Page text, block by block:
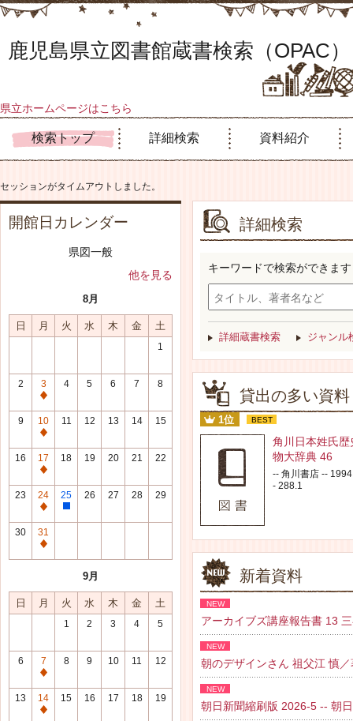
鹿児島県立図書館蔵書検索（OPAC）
県立ホームページはこちら
検索トップ 詳細検索 資料紹介
セッションがタイムアウトしました。
開館日カレンダー
県図一般
他を見る
8月
日 月 火 水 木 金 土
1
2
3
通
常
休
館
日
4 5 6 7 8
9
10
通
常
休
館
日
11 12 13 14 15
16
17
通
常
休
館
日
18 19 20 21 22
23
24
通
常
休
館
25
整
修
26 27 28 29
30
31
通
館
日
9月
日 月 火 水 木 金 土
1 2 3 4 5
6
7
通
常
休
8 9 10 11 12
13
14
通
15 16 17 18 19
詳細検索
キーワードで検索ができます
詳細蔵書検索 ジャンル
貸出の多い資料
1位 BEST
角川日本姓氏歴
物大辞典 46
-- 角川書店 --
- 288.1
新着資料
NEW
アーカイブズ講座報告書 13
NEW
朝のデザインさん 祖父江 慎
NEW
朝日新聞縮刷版 2026-5 -- 朝